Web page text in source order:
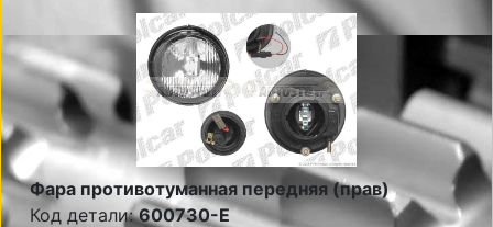
Фара противотуманная передняя (прав)
Код детали:600730-E